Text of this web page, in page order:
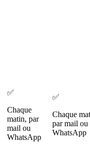
✅
Chaque
matin, par
mail ou
WhatsApp
✅
Chaque
par mail ou
WhatsApp